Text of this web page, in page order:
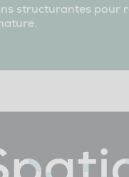
structurantes pour